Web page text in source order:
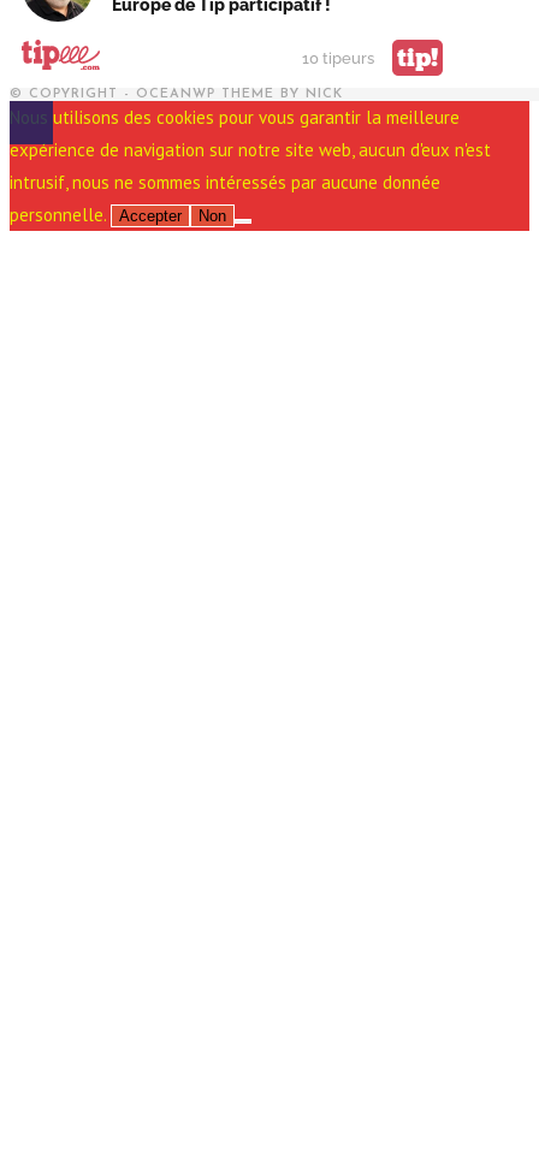
Europe de Tip participatif !
10 tipeurs tip!
© COPYRIGHT - OCEANWP THEME BY NICK
Nous utilisons des cookies pour vous garantir la meilleure
expérience de navigation sur notre site web, aucun d'eux n'est
intrusif, nous ne sommes intéressés par aucune donnée
personnelle.
Accepter Non